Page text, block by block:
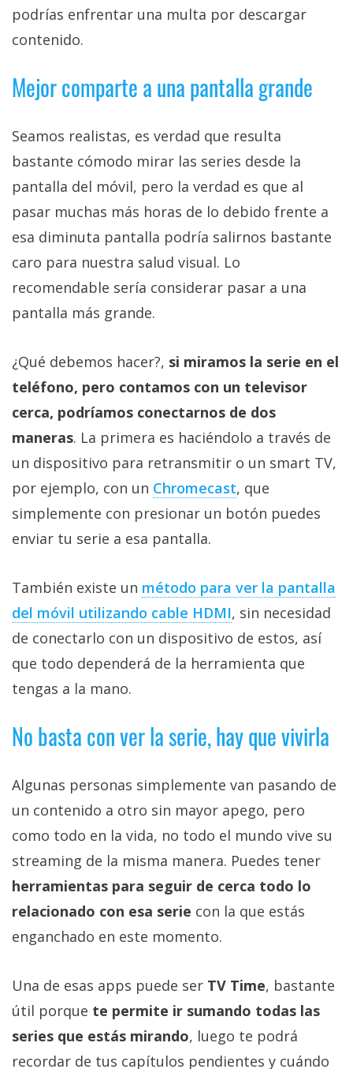
podrías enfrentar una multa por descargar
contenido.
Mejor comparte a una pantalla grande
Seamos realistas, es verdad que resulta
bastante cómodo mirar las series desde la
pantalla del móvil, pero la verdad es que al
pasar muchas más horas de lo debido frente a
esa diminuta pantalla podría salirnos bastante
caro para nuestra salud visual. Lo
recomendable sería considerar pasar a una
pantalla más grande.
¿Qué debemos hacer?, si miramos la serie en el
teléfono, pero contamos con un televisor
cerca, podríamos conectarnos de dos
maneras. La primera es haciéndolo a través de
un dispositivo para retransmitir o un smart TV,
por ejemplo, con un Chromecast, que
simplemente con presionar un botón puedes
enviar tu serie a esa pantalla.
También existe un método para ver la pantalla
del móvil utilizando cable HDMI, sin necesidad
de conectarlo con un dispositivo de estos, así
que todo dependerá de la herramienta que
tengas a la mano.
No basta con ver la serie, hay que vivirla
Algunas personas simplemente van pasando de
un contenido a otro sin mayor apego, pero
como todo en la vida, no todo el mundo vive su
streaming de la misma manera. Puedes tener
herramientas para seguir de cerca todo lo
relacionado con esa serie con la que estás
enganchado en este momento.
Una de esas apps puede ser TV Time, bastante
útil porque te permite ir sumando todas las
series que estás mirando, luego te podrá
recordar de tus capítulos pendientes y cuándo